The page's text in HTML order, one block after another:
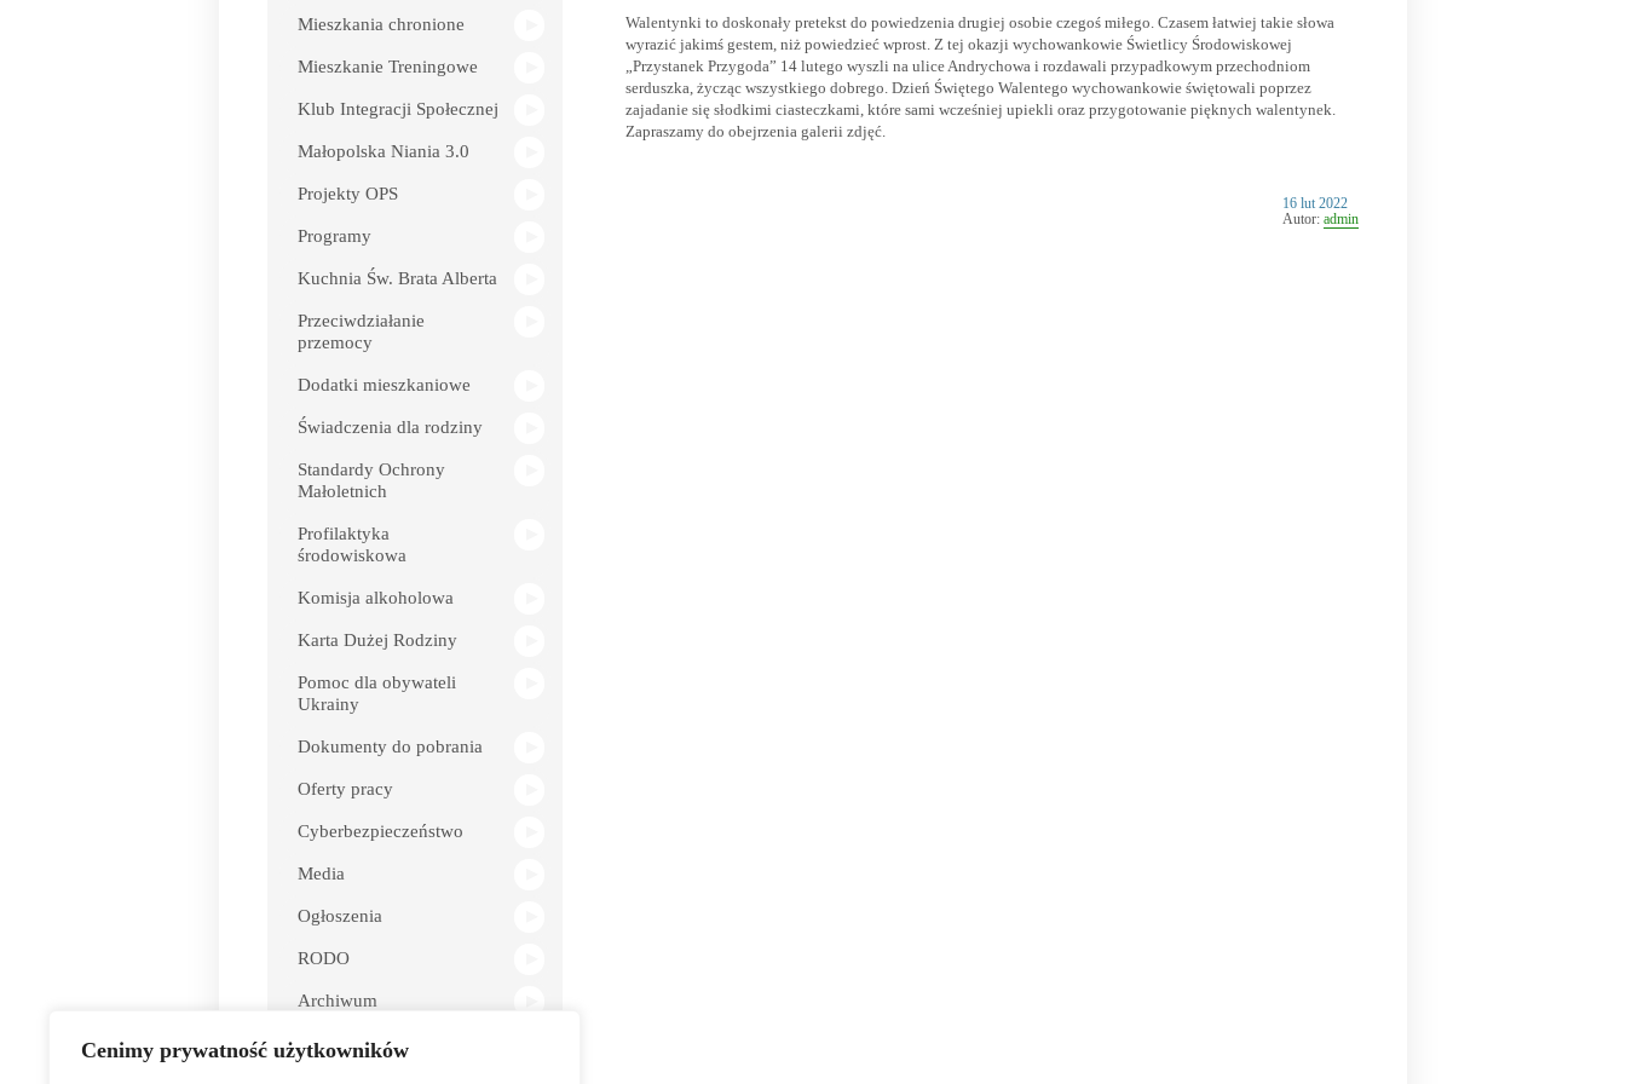
Cenimy prywatność użytkowników
Mieszkania chronione
Mieszkanie Treningowe
Klub Integracji Społecznej
Małopolska Niania 3.0
Projekty OPS
Programy
Kuchnia Św. Brata Alberta
Przeciwdziałanie
przemocy
Dodatki mieszkaniowe
Świadczenia dla rodziny
Standardy Ochrony
Małoletnich
Profilaktyka
środowiskowa
Komisja alkoholowa
Karta Dużej Rodziny
Pomoc dla obywateli
Ukrainy
Dokumenty do pobrania
Oferty pracy
Cyberbezpieczeństwo
Media
Ogłoszenia
RODO
Archiwum
Dostępność
Walentynki to doskonały pretekst do powiedzenia drugiej osobie czegoś miłego. Czasem łatwiej takie słowa
wyrazić jakimś gestem, niż powiedzieć wprost. Z tej okazji wychowankowie Świetlicy Środowiskowej
„Przystanek Przygoda” 14 lutego wyszli na ulice Andrychowa i rozdawali przypadkowym przechodniom
serduszka, życząc wszystkiego dobrego. Dzień Świętego Walentego wychowankowie świętowali poprzez
zajadanie się słodkimi ciasteczkami, które sami wcześniej upiekli oraz przygotowanie pięknych walentynek.
Zapraszamy do obejrzenia galerii zdjęć.
Opublikowano
w
16 lut 2022
Autor: admin